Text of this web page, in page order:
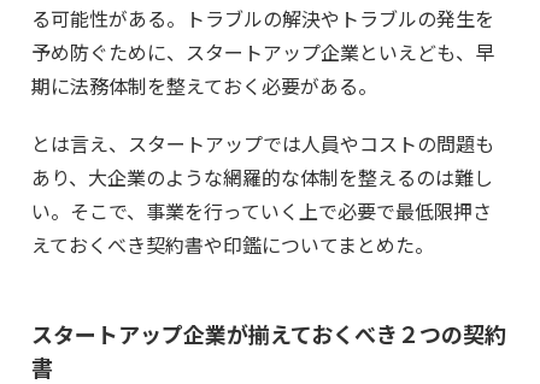
る可能性がある。トラブルの解決やトラブルの発生を
予め防ぐために、スタートアップ企業といえども、早
期に法務体制を整えておく必要がある。
とは言え、スタートアップでは人員やコストの問題も
あり、大企業のような網羅的な体制を整えるのは難し
い。そこで、事業を行っていく上で必要で最低限押さ
えておくべき契約書や印鑑についてまとめた。
スタートアップ企業が揃えておくべき２つの契約
書